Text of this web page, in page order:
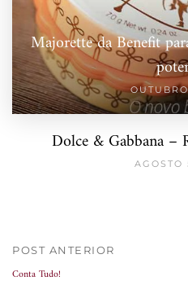
Majorette da Benefit
Dolce & Gabbana –
AGOSTO
POST ANTERIOR
Conta Tudo!